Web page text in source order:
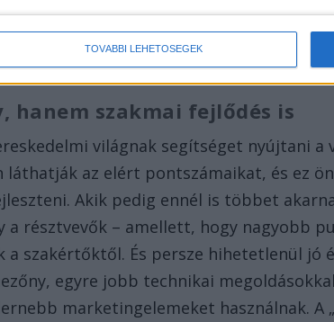
TOVÁBBI LEHETŐSÉGEK
versenyző oldalakat, hogy szakmai
elő, hogy tavaly például egy féléves
hanem szakmai fejlődés is
világnak segítséget nyújtani a
láthatják az elért pontszámaikat, és ez
Akik pedig ennél is többet
a résztvevők – amellett, hogy nagyobb
szakértőktől. És persze hihetetlenül jó
egyre jobb technikai
marketingelemeket használnak. A